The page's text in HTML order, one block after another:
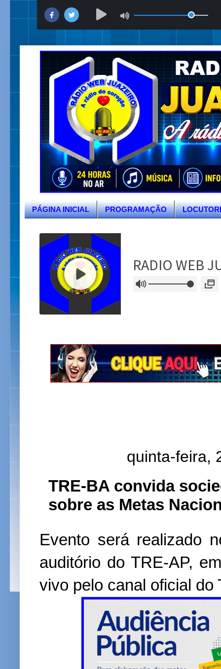
PÁGINA INICIAL PROGRAMAÇÃO
quinta-feira,
TRE-BA convida
sobre as Metas
Evento será realizado
auditório do TRE-AP,
vivo pelo canal oficial do